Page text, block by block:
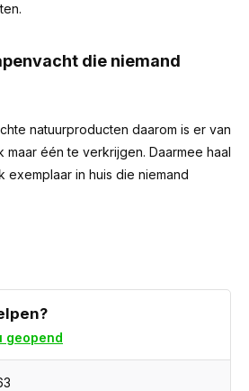
die niemand
natuurproducten daarom is er van
één te verkrijgen. Daarmee haal
exemplaar in huis die niemand
geopend